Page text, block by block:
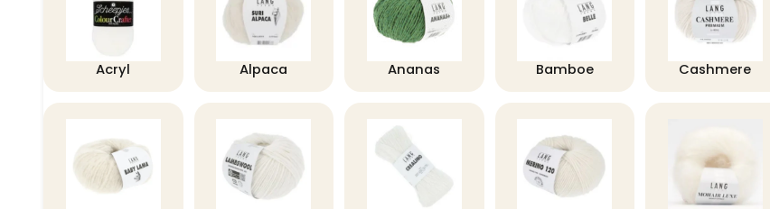
Acryl Alpaca Ananas Bamboe Cashmere